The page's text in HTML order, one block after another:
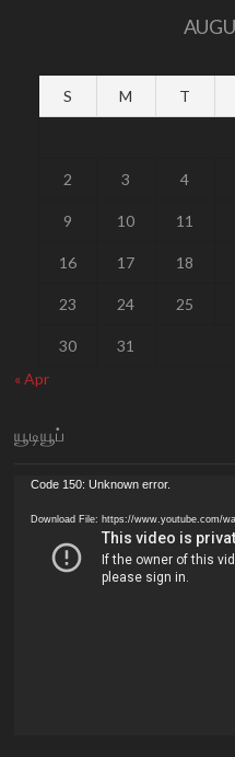
S M T
2 3 4
9 10 11
16 17 18
23 24 25
30
31
« Apr
யூடியூப்
Video
Code 150: Unknown error.
Download File: https://www.youtube.com/